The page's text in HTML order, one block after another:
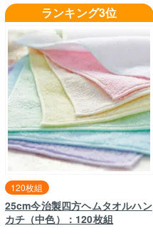
ランキング3位
25cm今治製四方ヘムタオルハン
カチ（中色）：120枚組
120枚組